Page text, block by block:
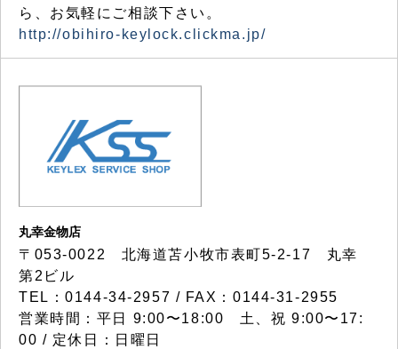
ら、お気軽にご相談下さい。
http://obihiro-keylock.clickma.jp/
丸幸金物店
〒053-0022 北海道苫小牧市表町5-2-17 丸幸
第2ビル
TEL：0144-34-2957 / FAX：0144-31-2955
営業時間：平日 9:00〜18:00 土、祝 9:00〜17:
00 / 定休日：日曜日